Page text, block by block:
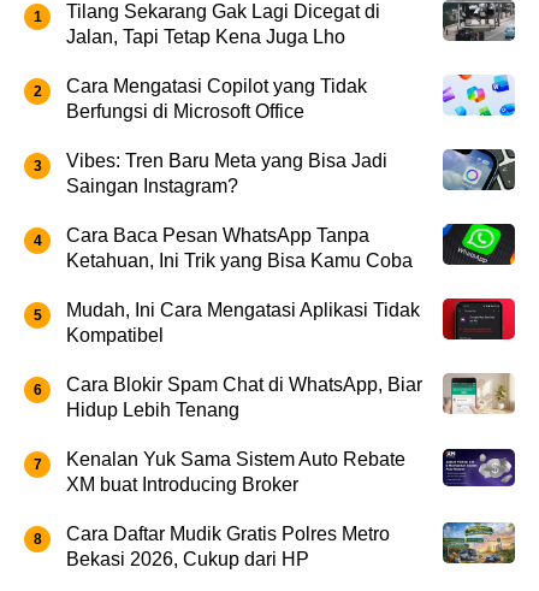
Tilang Sekarang Gak Lagi Dicegat di
Jalan, Tapi Tetap Kena Juga Lho
Cara Mengatasi Copilot yang Tidak
Berfungsi di Microsoft Office
Vibes: Tren Baru Meta yang Bisa Jadi
Saingan Instagram?
Cara Baca Pesan WhatsApp Tanpa
Ketahuan, Ini Trik yang Bisa Kamu Coba
Mudah, Ini Cara Mengatasi Aplikasi Tidak
Kompatibel
Cara Blokir Spam Chat di WhatsApp, Biar
Hidup Lebih Tenang
Kenalan Yuk Sama Sistem Auto Rebate
XM buat Introducing Broker
Cara Daftar Mudik Gratis Polres Metro
Bekasi 2026, Cukup dari HP